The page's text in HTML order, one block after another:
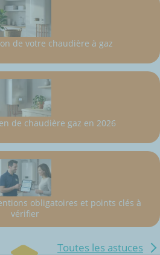
de votre chaudière à gaz
de chaudière gaz en 2026
obligatoires et points clés à
vérifier
Toutes les astuces